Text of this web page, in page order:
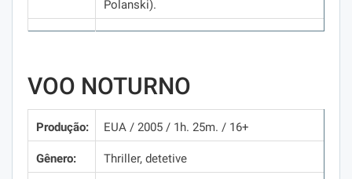
Polanski).
VOO NOTURNO
Produção: EUA / 2005 / 1h. 25m. / 16+
Gênero: Thriller, detetive